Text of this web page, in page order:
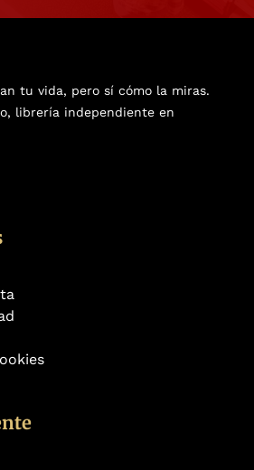
tu vida, pero sí cómo la miras.
librería independiente en